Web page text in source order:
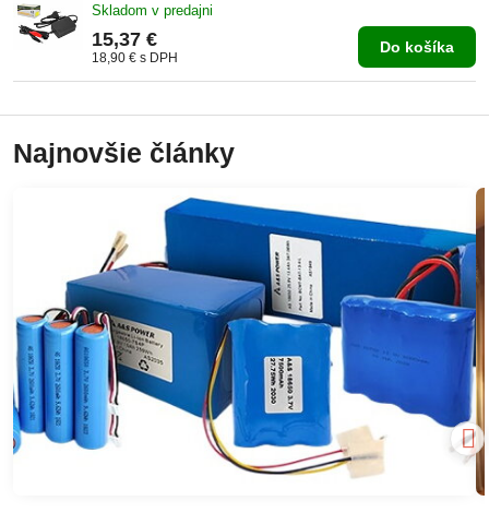
Skladom v predajni
15,37 €
18,90 € s DPH
Do košíka
Najnovšie články